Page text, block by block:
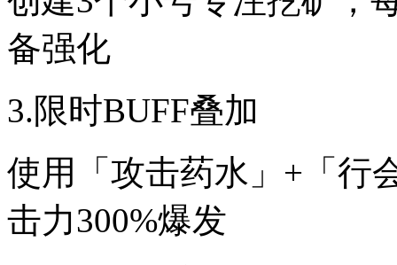
备强化
3.限时BUFF叠加
使用「攻击药水」+「行
击力300%爆发